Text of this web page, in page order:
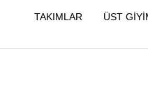
TAKIMLAR ÜST